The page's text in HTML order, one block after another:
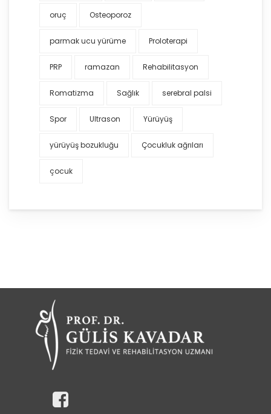
oruç Osteoporoz
parmak ucu yürüme Proloterapi
PRP ramazan Rehabilitasyon
Romatizma Sağlık serebral palsi
Spor Ultrason Yürüyüş
yürüyüş bozukluğu Çocukluk ağrıları
çocuk